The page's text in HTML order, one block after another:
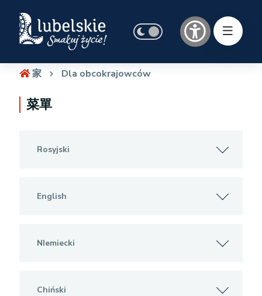
家 Dla obcokrajowców
菜單
Rosyjski
English
NIemiecki
Chiński